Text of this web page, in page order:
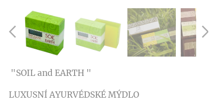
"SOIL and EARTH "
LUXUSNÍ AYURVÉDSKÉ MÝDLO